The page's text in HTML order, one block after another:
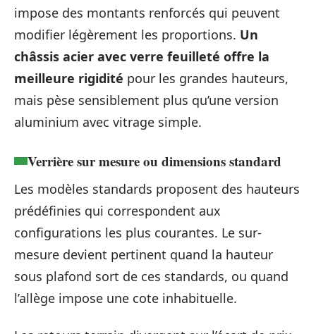
impose des montants renforcés qui peuvent
modifier légèrement les proportions. Un
châssis acier avec verre feuilleté offre la
meilleure rigidité pour les grandes hauteurs,
mais pèse sensiblement plus qu’une version
aluminium avec vitrage simple.
Verrière sur mesure ou dimensions standard
Les modèles standards proposent des hauteurs
prédéfinies qui correspondent aux
configurations les plus courantes. Le sur-
mesure devient pertinent quand la hauteur
sous plafond sort de ces standards, ou quand
l’allège impose une cote inhabituelle.